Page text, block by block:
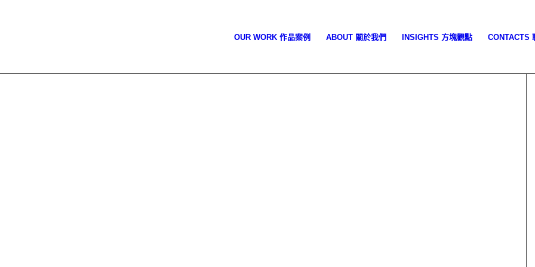
OUR WORK 作品案例 ABOUT 關於我們 INSIGHTS 方塊觀點 CONTACTS